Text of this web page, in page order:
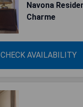
Navona
Charme
CHECK AVAILABILITY